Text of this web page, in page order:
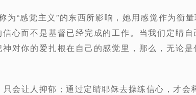
为“感觉主义”的东西所影响，她用感觉作为衡
心而不是基督已经完成的工作。当我们定睛
对你的爱扎根在自己的感觉里，那么，无论
会让人抑郁；通过定睛耶稣去操练信心，才会